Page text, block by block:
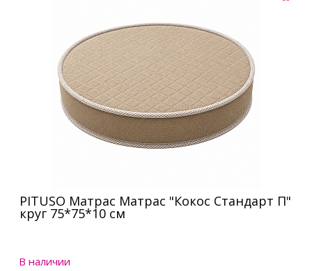
PITUSO Матрас Матрас "Кокос Стандарт П"
круг 75*75*10 см
В наличии